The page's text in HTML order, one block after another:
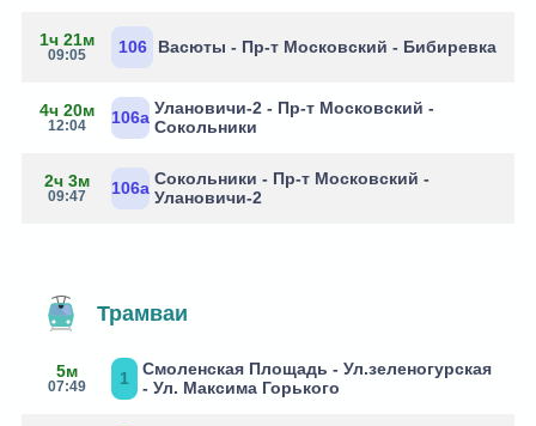
1ч 21м
09:05 106 Васюты - Пр-т Московский - Бибиревка
4ч 20м
12:04 106а Улановичи-2 - Пр-т Московский -
Сокольники
2ч 3м
09:47 106а Сокольники - Пр-т Московский -
Улановичи-2
Трамваи
5м
07:49 1
Смоленская Площадь - Ул.зеленогурская
- Ул. Максима Горького